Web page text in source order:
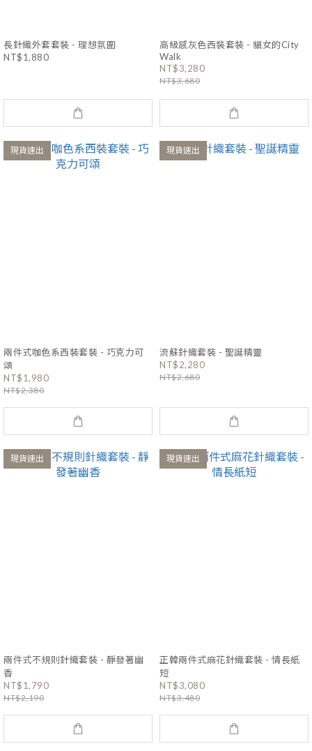
長針織外套套裝 - 理想氛圍
NT$1,880
高級感灰色西裝套裝 - 貓女的City
Walk
NT$3,280
NT$3,680
現貨速出
兩件式咖色系西裝套裝 - 巧克力可
頌
NT$1,980
NT$2,380
現貨速出
流蘇針織套裝 - 聖誕精靈
NT$2,280
NT$2,680
現貨速出
兩件式不規則針織套裝 - 靜發著幽
香
NT$1,790
NT$2,190
現貨速出
正韓兩件式麻花針織套裝 - 情長紙
短
NT$3,080
NT$3,480